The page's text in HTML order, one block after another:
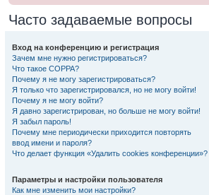
Часто задаваемые вопросы
Вход на конференцию и регистрация
Зачем мне нужно регистрироваться?
Что такое COPPA?
Почему я не могу зарегистрироваться?
Я только что зарегистрировался, но не могу войти!
Почему я не могу войти?
Я давно зарегистрирован, но больше не могу войти!
Я забыл пароль!
Почему мне периодически приходится повторять
ввод имени и пароля?
Что делает функция «Удалить cookies конференции»?
Параметры и настройки пользователя
Как мне изменить мои настройки?